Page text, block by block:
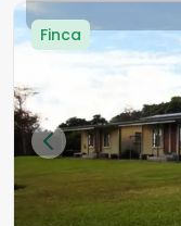
Finca